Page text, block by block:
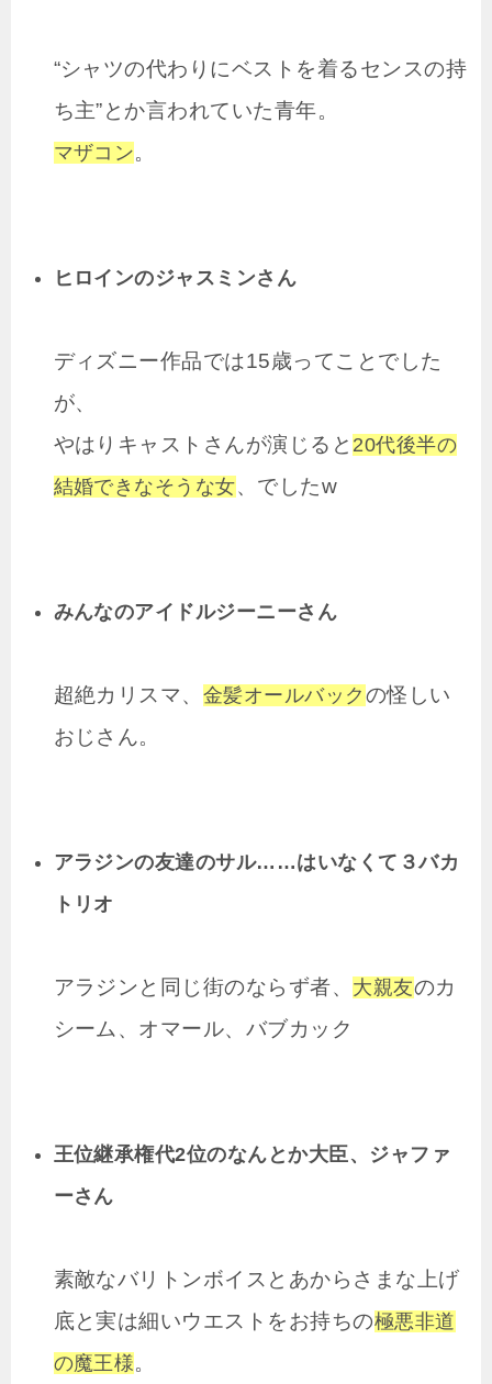
“シャツの代わりにベストを着るセンスの持
ち主”とか言われていた青年。
マザコン。
ヒロインのジャスミンさん
ディズニー作品では15歳ってことでした
が、
やはりキャストさんが演じると 20代後半の
結婚できなそうな女、でしたw
みんなのアイドルジーニーさん
超絶カリスマ、 金髪オールバック の怪しい
おじさん。
アラジンの友達のサル……はいなくて３バカ
トリオ
アラジンと同じ街のならず者、 大親友のカ
シーム、オマール、バブカック
王位継承権代2位のなんとか大臣、ジャファ
ーさん
素敵なバリトンボイスとあからさまな上げ
底と実は細いウエストをお持ちの極悪非道
の魔王様。